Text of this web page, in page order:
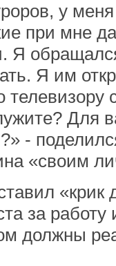
у меня
при мне
Я
Я им
Для
-
«своим
за
должны